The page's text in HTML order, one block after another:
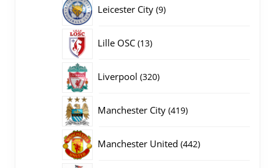
Leicester City 99
Lille OSC 1313
Liverpool 320320
Manchester City 419419
Manchester United 442442